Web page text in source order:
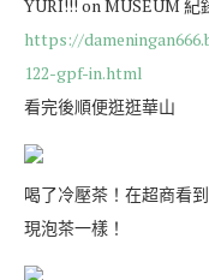
YURI!!! on MUSEUM 紀
https://
122-gpf-in.html
看完後順便逛逛華山
喝了冷壓茶！在超商看
現泡茶一樣！